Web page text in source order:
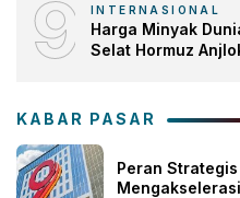
9 INTERNASIONAL
Harga Minyak
Selat Hormuz
KABAR PASAR
Peran